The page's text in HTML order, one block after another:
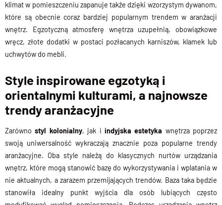
klimat w pomieszczeniu zapanuje także dzięki wzorzystym dywanom,
które są obecnie coraz bardziej popularnym trendem w aranżacji
wnętrz. Egzotyczną atmosferę wnętrza uzupełnią, obowiązkowe
wręcz, złote dodatki w postaci pozłacanych karniszów, klamek lub
uchwytów do mebli.
Style inspirowane egzotyką i
orientalnymi kulturami, a najnowsze
trendy aranżacyjne
Zarównostyl kolonialny, jak i indyjska estetyka wnętrza poprzez
swoją uniwersalność wykraczają znacznie poza popularne trendy
aranżacyjne. Oba style należą do klasycznych nurtów urządzania
wnętrz, które mogą stanowić bazę do wykorzystywania i wplatania w
nie aktualnych, a zarazem przemijających trendów. Baza taka będzie
stanowiła idealny punkt wyjścia dla osób lubiących często